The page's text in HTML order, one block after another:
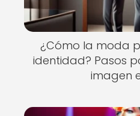
¿Cómo la moda
identidad? Pasos
imagen